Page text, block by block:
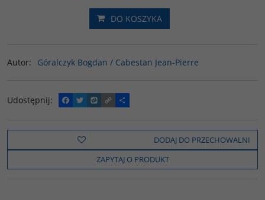
DO KOSZYKA
Autor: Góralczyk Bogdan / Cabestan Jean-Pierre
Udostępnij:
F
a
e
o
k
T
w
t
t
e
W
y
o
C
o
y
i
n
k
P
o
z
e
l
s
DODAJ DO PRZECHOWALNI
ZAPYTAJ O PRODUKT